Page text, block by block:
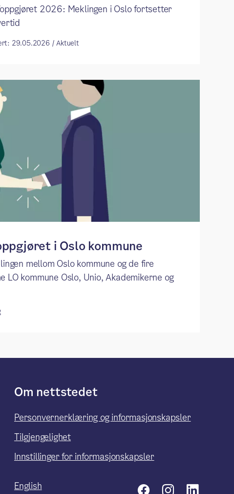
2026: Meklingen i Oslo fortsetter
29.05.2026 / Aktuelt
i Oslo kommune
mellom Oslo kommune og de fire
LO kommune Oslo, Unio, Akademikerne og
Om nettstedet
Personvernerklæring og informasjonskapsler
Tilgjengelighet
Innstillinger for informasjonskapsler
English